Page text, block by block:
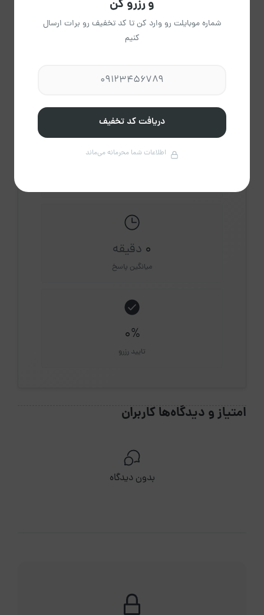
اقای دالواند
مشاهده حساب کاربری میزبان
0 دقیقه
میانگین پاسخ
0%
تایید رزرو
امتیاز و دیدگاه‌ها کاربران
بدون دیدگاه
و رزرو کن
شماره موبایلت رو وارد کن تا کد تخفیف رو برات ارسال
کنیم
دریافت کد تخفیف
اطلاعات شما محرمانه می‌ماند